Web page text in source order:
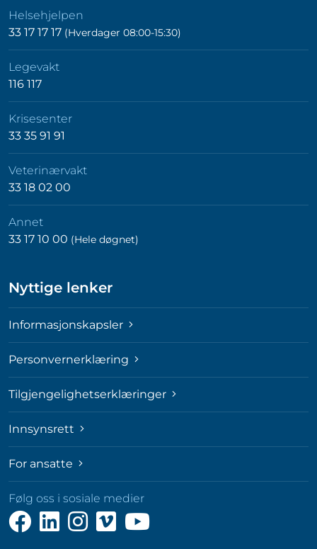
Helsehjelpen
33 17 17 17 (Hverdager 08:00-15:30)
Legevakt
116 117
Krisesenter
33 35 91 91
Veterinærvakt
33 18 02 00
Annet
33 17 10 00 (Hele døgnet)
Nyttige lenker
Informasjonskapsler
Personvernerklæring
Tilgjengelighetserklæringer
Innsynsrett
For ansatte
Følg oss i sosiale medier
Følg
oss
Følg
oss
Følg
oss
Følg
oss
Følg
oss